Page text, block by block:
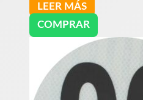
LEER MÁS
COMPRAR